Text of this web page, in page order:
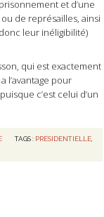
et d’une
de représailles, ainsi
leur inéligibilité)
qui est exactement
l’avantage pour
c’est celui d’un
TAGS : PRÉSIDENTIELLE